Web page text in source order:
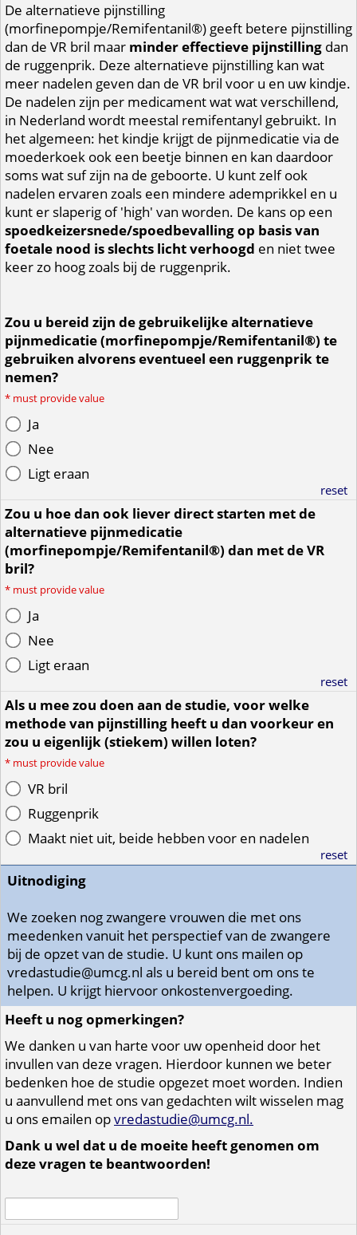
De alternatieve pijnstilling
(morfinepompje/Remifentanil®) geeft betere pijnstilling
dan de VR bril maar minder effectieve pijnstilling dan
de ruggenprik. Deze alternatieve pijnstilling kan wat
meer nadelen geven dan de VR bril voor u en uw kindje.
De nadelen zijn per medicament wat wat verschillend,
in Nederland wordt meestal remifentanyl gebruikt. In
het algemeen: het kindje krijgt de pijnmedicatie via de
moederkoek ook een beetje binnen en kan daardoor
soms wat suf zijn na de geboorte. U kunt zelf ook
nadelen ervaren zoals een mindere ademprikkel en u
kunt er slaperig of 'high' van worden. De kans op een
spoedkeizersnede/spoedbevalling op basis van
foetale nood is slechts licht verhoogd en niet twee
keer zo hoog zoals bij de ruggenprik.
Zou u bereid zijn de gebruikelijke alternatieve
pijnmedicatie (morfinepompje/Remifentanil®) te
gebruiken alvorens eventueel een ruggenprik te
nemen?
* must provide value
Ja
Nee
Ligt eraan
reset
Zou u hoe dan ook liever direct starten met de
alternatieve pijnmedicatie
(morfinepompje/Remifentanil®) dan met de VR
bril?
* must provide value
Ja
Nee
Ligt eraan
reset
Als u mee zou doen aan de studie, voor welke
methode van pijnstilling heeft u dan voorkeur en
zou u eigenlijk (stiekem) willen loten?
* must provide value
VR bril
Ruggenprik
Maakt niet uit, beide hebben voor en nadelen
reset
Uitnodiging
We zoeken nog zwangere vrouwen die met ons
meedenken vanuit het perspectief van de zwangere
bij de opzet van de studie. U kunt ons mailen op
vredastudie@umcg.nl als u bereid bent om ons te
helpen. U krijgt hiervoor onkostenvergoeding.
Heeft u nog opmerkingen?
We danken u van harte voor uw openheid door het
invullen van deze vragen. Hierdoor kunnen we beter
bedenken hoe de studie opgezet moet worden. Indien
u aanvullend met ons van gedachten wilt wisselen mag
u ons emailen opvredastudie@umcg.nl.
Dank u wel dat u de moeite heeft genomen om
deze vragen te beantwoorden!